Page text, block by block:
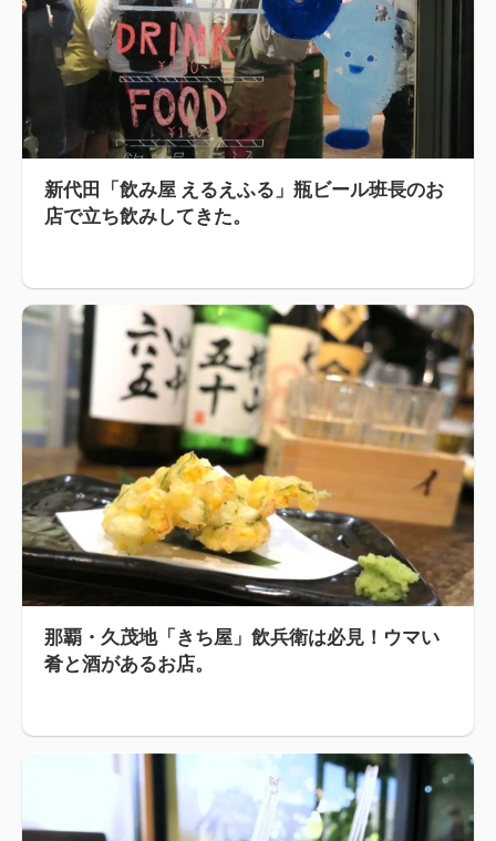
新代田「飲み屋 えるえふる」瓶ビール班長のお
店で立ち飲みしてきた。
那覇・久茂地「きち屋」飲兵衛は必見！ウマい
肴と酒があるお店。